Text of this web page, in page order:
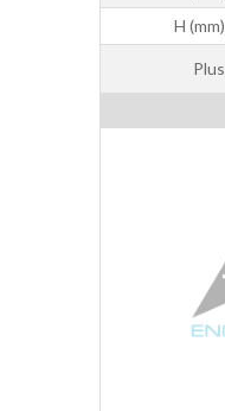
H (mm)
Plus